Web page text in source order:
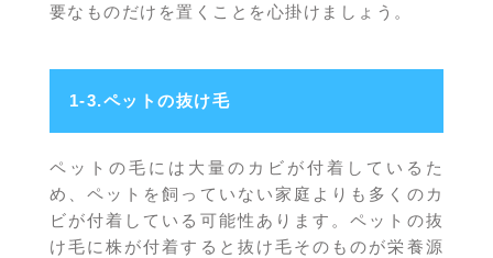
要なものだけを置くことを心掛けましょう。
1-3.ペットの抜け毛
ペットの毛には大量のカビが付着しているた
め、ペットを飼っていない家庭よりも多くのカ
ビが付着している可能性あります。ペットの抜
け毛に株が付着すると抜け毛そのものが栄養源